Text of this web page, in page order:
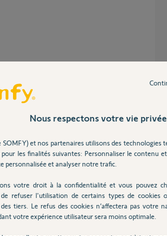
dans les DMPA.
persistent ?
que vois ce DMPA pour vous aider à
Nous respectons votre vie privée
SOMFY) et nos partenaires utilisons des technologies
les finalités suivantes: Personnaliser le contenu
personnalisée et analyser notre trafic.
votre droit à la confidentialité et vous pouvez
refuser l'utilisation de certains types de cookies
tiers. Le refus des cookies n’affectera pas votre
votre expérience utilisateur sera moins optimale.